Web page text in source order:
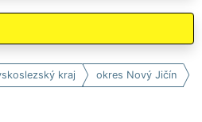
kraj okres Nový Jičín